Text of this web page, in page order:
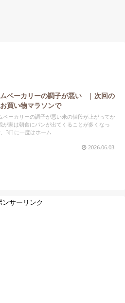
ベーカリーの調子が悪い | 次回の
買い物マラソンで
ベーカリーの調子が悪い米の値段が上がってか
が家は朝食にパンが出てくることが多くなっ
3日に一度はホーム
2026.06.03
ンサーリンク